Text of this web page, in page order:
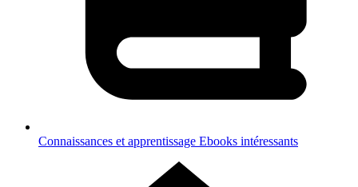
Connaissances et apprentissage Ebooks intéressants